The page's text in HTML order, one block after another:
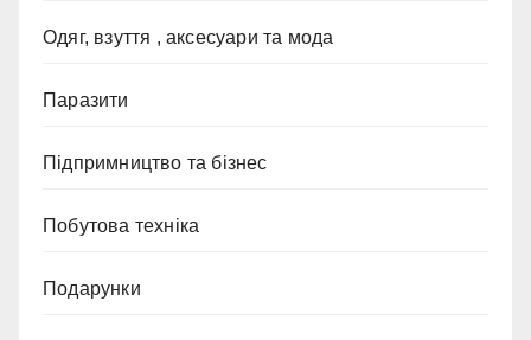
Одяг, взуття , аксесуари та мода
Паразити
Підпримництво та бізнес
Побутова техніка
Подарунки